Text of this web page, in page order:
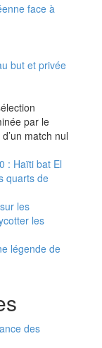
face à
but et privée
par le
match nul
: Haïti bat El
quarts de
les
les
légende de